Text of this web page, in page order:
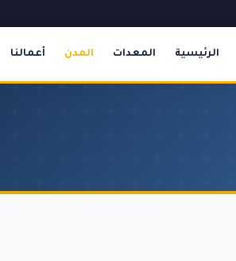
الرئيسية المعدات المدن أعمالنا